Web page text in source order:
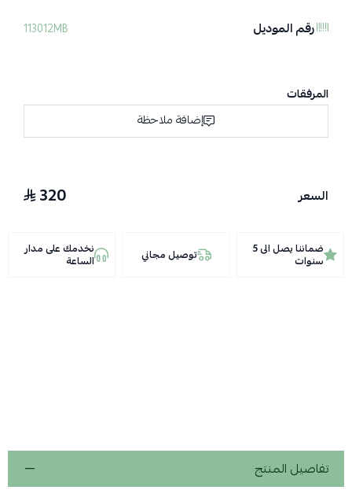
رقم الموديل 113012MB
المرفقات
إضافة ملاحظة
السعر 320
ضماننا يصل الى 5
سنوات توصيل مجاني نخدمك على مدار
الساعة
تفاصيل المنتج